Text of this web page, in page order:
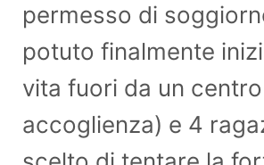
permesso di
potuto finalmente
vita fuori da un
accoglienza) e 4